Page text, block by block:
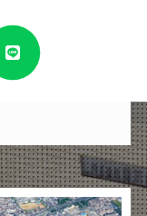
ろ
し
け